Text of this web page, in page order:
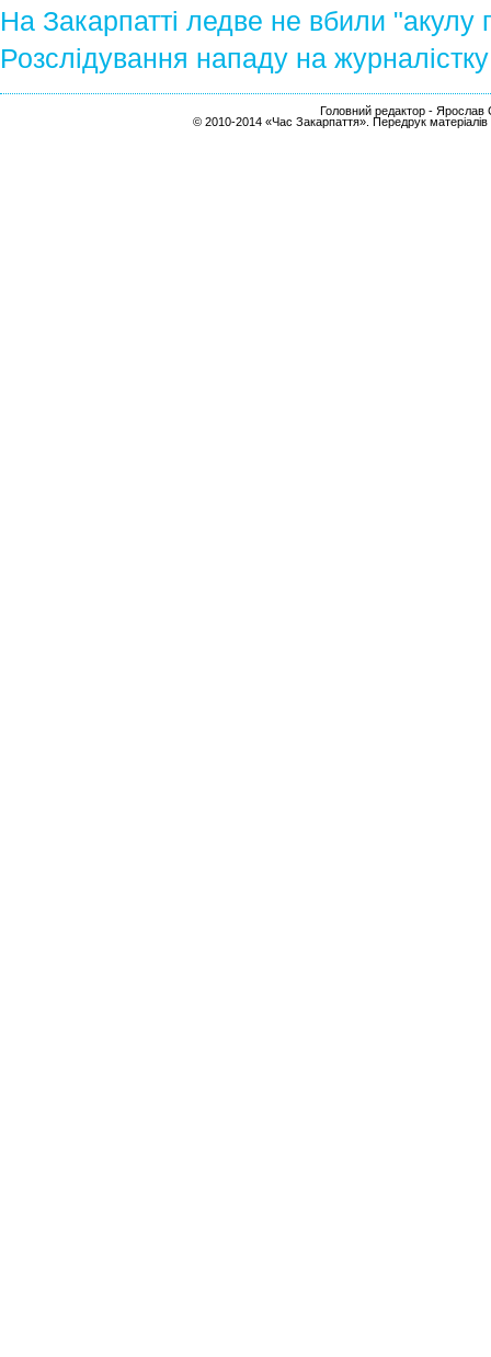
На Закарпатті ледве не вбили "акулу
Розслідування нападу на
Головний редактор - Ярослав
© 2010-2014 «Час Закарпаття». Передрук